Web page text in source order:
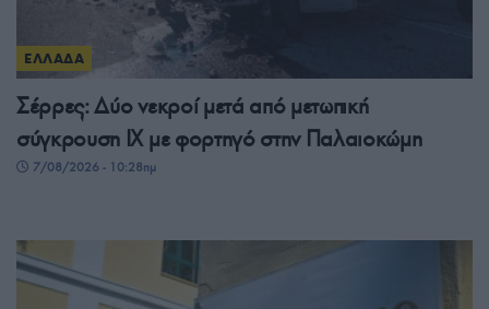
ΕΛΛΑΔΑ
Σέρρες: Δύο νεκροί μετά από μετωπική
σύγκρουση ΙΧ με φορτηγό στην Παλαιοκώμη
7/08/2026 - 10:28πμ